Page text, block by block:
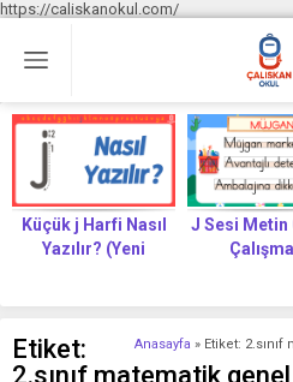
https://caliskanokul.com/
Küçük j Harfi Nasıl
Yazılır? (Yeni
J Sesi Metin
Anasayfa » Etiket:
Etiket:
2.sınıf matematik